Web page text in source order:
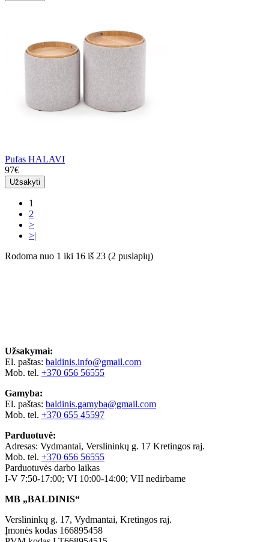
Pufas HALAVI
97€
Užsakyti
1
2
>
>|
Rodoma nuo 1 iki 16 iš 23 (2 puslapių)
Užsakymai:
El. paštas: baldinis.info@gmail.com
Mob. tel. +370 656 56555
Gamyba:
El. paštas: baldinis.gamyba@gmail.com
Mob. tel. +370 655 45597
Parduotuvė:
Adresas: Vydmantai, Verslininkų g. 17 Kretingos raj.
Mob. tel. +370 656 56555
Parduotuvės darbo laikas
I-V 7:50-17:00; VI 10:00-14:00; VII nedirbame
MB „BALDINIS“
Verslininkų g. 17, Vydmantai, Kretingos raj.
Įmonės kodas 166895458